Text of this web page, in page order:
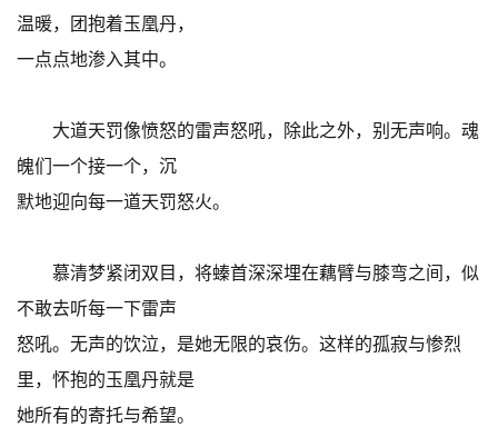
温暖，团抱着玉凰丹，
一点点地渗入其中。
大道天罚像愤怒的雷声怒吼，除此之外，别无声响。魂
魄们一个接一个，沉
默地迎向每一道天罚怒火。
慕清梦紧闭双目，将螓首深深埋在藕臂与膝弯之间，似
不敢去听每一下雷声
怒吼。无声的饮泣，是她无限的哀伤。这样的孤寂与惨烈
里，怀抱的玉凰丹就是
她所有的寄托与希望。